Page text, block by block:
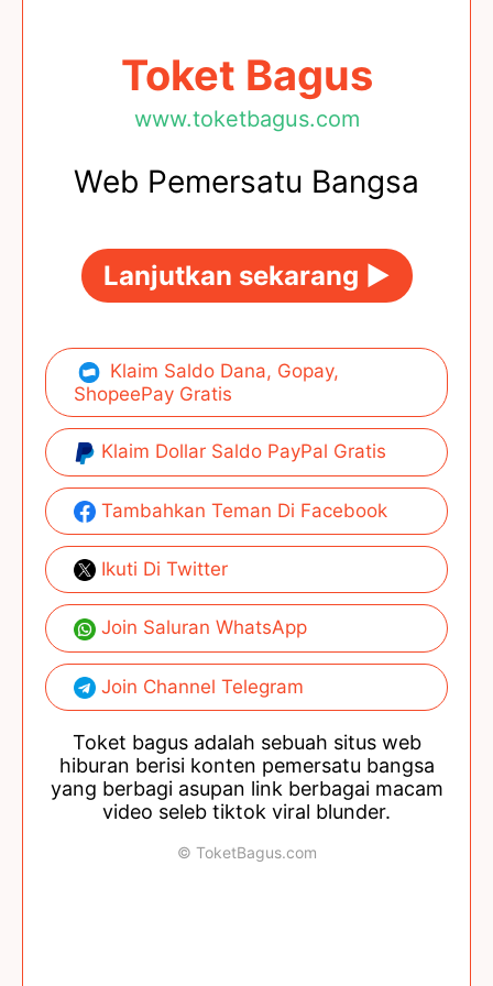
Toket Bagus
www.toketbagus.com
Web Pemersatu Bangsa
Lanjutkan sekarang ►
Klaim Saldo Dana, Gopay,
ShopeePay Gratis
Klaim Dollar Saldo PayPal Gratis
Tambahkan Teman Di Facebook
Ikuti Di Twitter
Join Saluran WhatsApp
Join Channel Telegram
Toket bagus adalah sebuah situs web
hiburan berisi konten pemersatu bangsa
yang berbagi asupan link berbagai macam
video seleb tiktok viral blunder.
© ToketBagus.com